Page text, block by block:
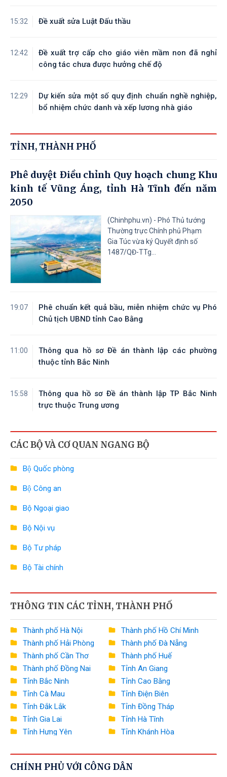
15:32 Đề xuất sửa Luật Đấu thầu
12:42
Đề xuất trợ cấp cho giáo viên mầm non đã nghỉ
công tác chưa được hưởng chế độ
12:29
Dự kiến sửa một số quy định chuẩn nghề nghiệp,
bổ nhiệm chức danh và xếp lương nhà giáo
TỈNH, THÀNH PHỐ
Phê duyệt Điều chỉnh Quy hoạch chung Khu
kinh tế Vũng Áng, tỉnh Hà Tĩnh đến năm
2050
(Chinhphu.vn) - Phó Thủ tướng
Thường trực Chính phủ Phạm
Gia Túc vừa ký Quyết định số
1487/QĐ-TTg...
19:07
Phê chuẩn kết quả bầu, miễn nhiệm chức vụ Phó
Chủ tịch UBND tỉnh Cao Bằng
11:00
Thông qua hồ sơ Đề án thành lập các phường
thuộc tỉnh Bắc Ninh
15:58
Thông qua hồ sơ Đề án thành lập TP Bắc Ninh
trực thuộc Trung ương
CÁC BỘ VÀ CƠ QUAN NGANG BỘ
Bộ Quốc phòng
Bộ Công an
Bộ Ngoại giao
Bộ Nội vụ
Bộ Tư pháp
Bộ Tài chính
Bộ Nông nghiệp và Môi trường
Bộ Xây dựng
Bộ Văn hóa, Thể thao và Du lịch
Bộ Khoa học và Công nghệ
Bộ Giáo dục và Đào tạo
Bộ Y tế
Bộ Dân tộc và Tôn giáo
Ngân hàng Nhà nước Việt Nam
THÔNG TIN CÁC TỈNH, THÀNH PHỐ
Thành phố Hà Nội
Thành phố Hồ Chí Minh
Thành phố Hải Phòng
Thành phố Đà Nẵng
Thành phố Cần Thơ
Thành phố Huế
Thành phố Đồng Nai
Tỉnh An Giang
Tỉnh Bắc Ninh
Tỉnh Cao Bằng
Tỉnh Cà Mau
Tỉnh Điện Biên
Tỉnh Đắk Lắk
Tỉnh Đồng Tháp
Tỉnh Gia Lai
Tỉnh Hà Tĩnh
Tỉnh Hưng Yên
Tỉnh Khánh Hòa
Tỉnh Lâm Đồng
Tỉnh Lạng Sơn
Tỉnh Nghệ An
Tỉnh Ninh Bình
CHÍNH PHỦ VỚI CÔNG DÂN